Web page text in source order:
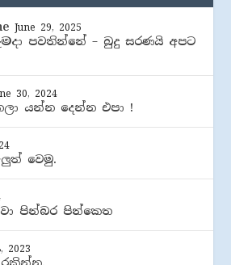
June 29, 2025
පවතින්නේ – බුදු සරණයි අපට
30, 2024
යන්න දෙන්න එපා !
වෙමු.
පින්බර පින්කෙත
2023